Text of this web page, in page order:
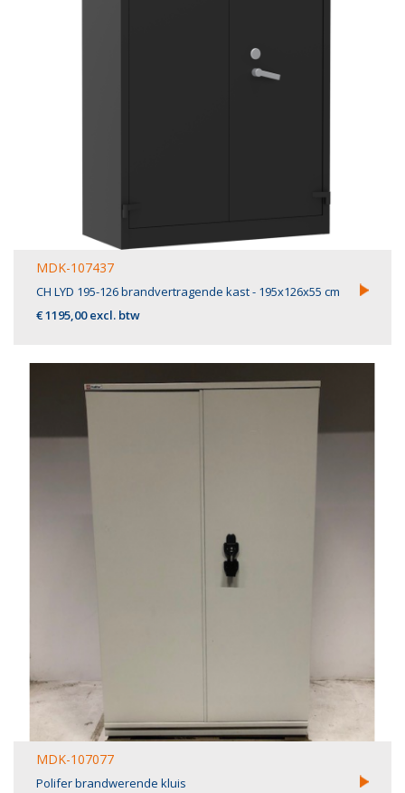
MDK-107437
CH LYD 195-126 brandvertragende kast - 195x126x55 cm
€ 1195,00 excl. btw
MDK-107077
Polifer brandwerende kluis